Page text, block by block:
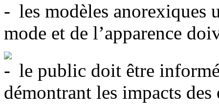
les modèles anorexiques
mode et de l’apparence
le public doit être
démontrant les impacts des